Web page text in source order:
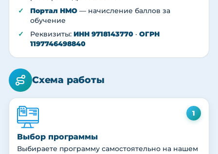
Портал НМО — начисление баллов за
обучение
Реквизиты: ИНН 9718143770 · ОГРН
1197746498840
Схема работы
1
Выбор программы
Выбираете программу самостоятельно на нашем